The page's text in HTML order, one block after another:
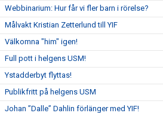
Webbinarium: Hur får vi fler barn i rörelse?
Målvakt Kristian Zetterlund till YIF
Välkomna "him" igen!
Full pott i helgens USM!
Ystadderbyt flyttas!
Publikfritt på helgens USM
Johan ”Dalle” Dahlin förlänger med YIF!